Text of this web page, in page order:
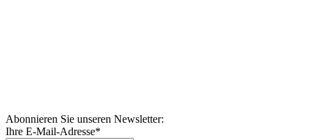
Abonnieren Sie unseren Newsletter:
Ihre E-Mail-Adresse*